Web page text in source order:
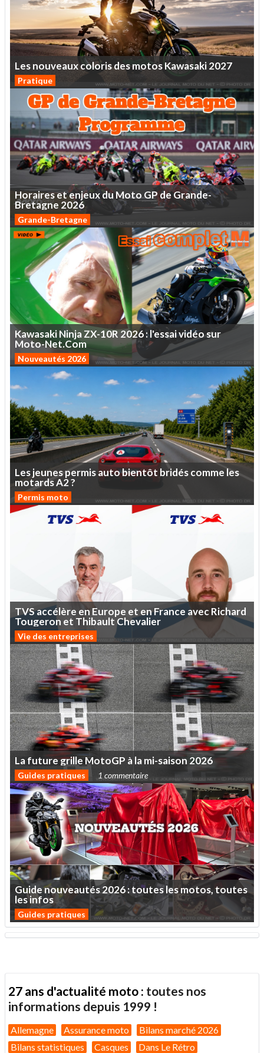
LesnouveauxcolorisdesmotosKawasaki2027
Pratique
HorairesetenjeuxduMotoGPdeGrande-
Bretagne 2026
Grande-Bretagne
KawasakiNinjaZX-10R2026:l'essaividéosur
Moto-Net.Com
Nouveautés 2026
Lesjeunespermisautobientôt bridéscommeles
motardsA2?
Permis moto
TVSaccélère enEurope et enFrance avecRichard
Tougeron et Thibault Chevalier
Vie des entreprises
Lafuturegrille MotoGP àlami-saison 2026
Guides pratiques 1 commentaire
Guidenouveautés2026:touteslesmotos,toutes
lesinfos
Guides pratiques
27 ans d'actualité moto : toutes nos
informations depuis 1999 !
Allemagne Assurance moto
Bilans marché 2026
Bilans statistiques
Casques Dans Le Rétro